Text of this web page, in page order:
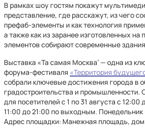
В рамках шоу гостям покажут
представление, где расскажут, из чего
префаб-элементы и как технология
а также как из заранее изготовленных на
элементов собирают современные
Выставка «Та самая Москва‘ — одна из
форума-фестиваля «Территория
собрали ключевые достижения города в
градостроительства и промышленности.
для посетителей с 1 по 31 августа с 12:00
11:00 до 21:00 по выходным.
Адрес площадки: Манежная площадь, дом